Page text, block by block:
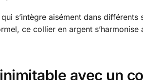
s’intègre aisément dans différents
ce collier en argent
avec un